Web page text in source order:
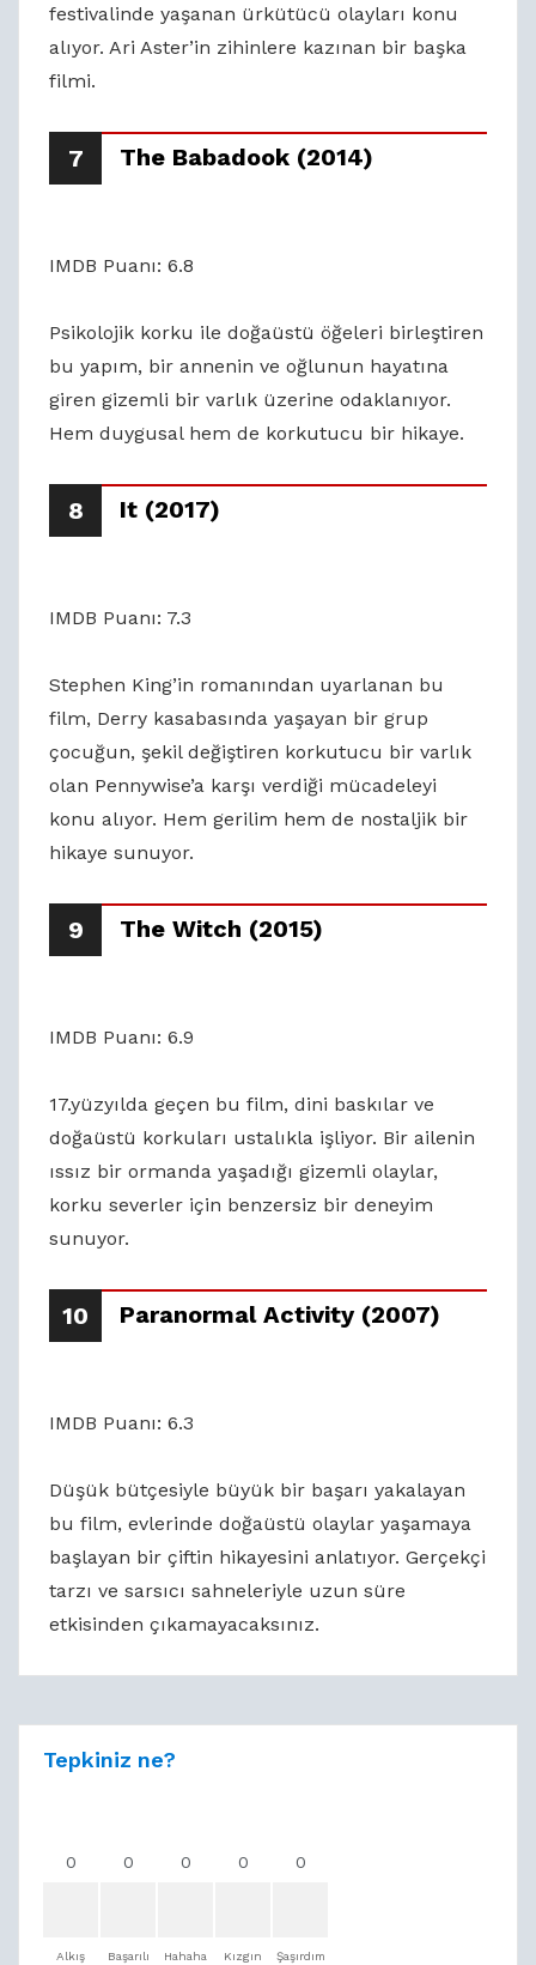
festivalinde yaşanan ürkütücü olayları konu
alıyor. Ari Aster’in zihinlere kazınan bir başka
filmi.
7 The Babadook (2014)
IMDB Puanı: 6.8
Psikolojik korku ile doğaüstü öğeleri birleştiren
bu yapım, bir annenin ve oğlunun hayatına
giren gizemli bir varlık üzerine odaklanıyor.
Hem duygusal hem de korkutucu bir hikaye.
8 It (2017)
IMDB Puanı: 7.3
Stephen King’in romanından uyarlanan bu
film, Derry kasabasında yaşayan bir grup
çocuğun, şekil değiştiren korkutucu bir varlık
olan Pennywise’a karşı verdiği mücadeleyi
konu alıyor. Hem gerilim hem de nostaljik bir
hikaye sunuyor.
9 The Witch (2015)
IMDB Puanı: 6.9
17.yüzyılda geçen bu film, dini baskılar ve
doğaüstü korkuları ustalıkla işliyor. Bir ailenin
ıssız bir ormanda yaşadığı gizemli olaylar,
korku severler için benzersiz bir deneyim
sunuyor.
10 Paranormal Activity (2007)
IMDB Puanı: 6.3
Düşük bütçesiyle büyük bir başarı yakalayan
bu film, evlerinde doğaüstü olaylar yaşamaya
başlayan bir çiftin hikayesini anlatıyor. Gerçekçi
tarzı ve sarsıcı sahneleriyle uzun süre
etkisinden çıkamayacaksınız.
Tepkiniz ne?
0
Alkış
0
Başarılı
0
Hahaha
0
Kızgın
0
Şaşırdım